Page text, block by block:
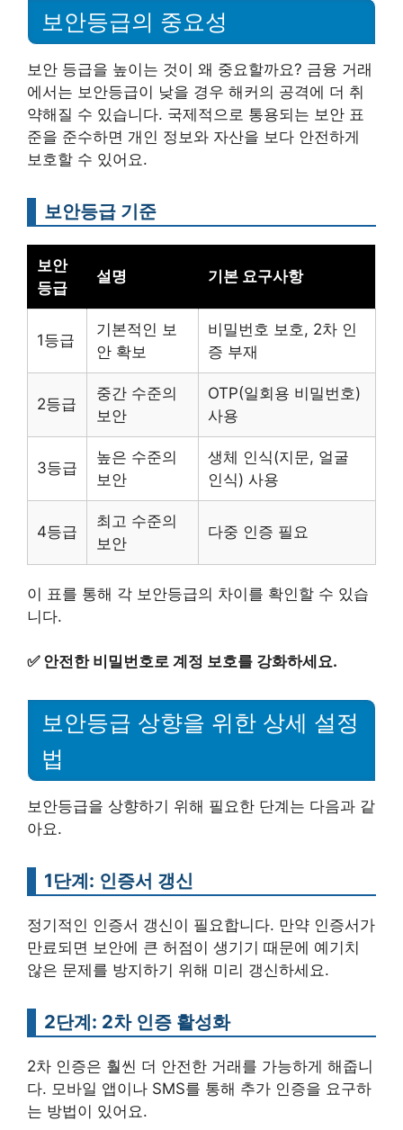
보안등급의 중요성
보안 등급을 높이는 것이 왜 중요할까요? 금융 거래
에서는 보안등급이 낮을 경우 해커의 공격에 더 취
약해질 수 있습니다. 국제적으로 통용되는 보안 표
준을 준수하면 개인 정보와 자산을 보다 안전하게
보호할 수 있어요.
보안등급 기준
보안
등급
설명 기본 요구사항
1등급
기본적인 보
안 확보
비밀번호 보호, 2차 인
증 부재
2등급
중간 수준의
보안
OTP(일회용 비밀번호)
사용
3등급
높은 수준의
보안
생체 인식(지문, 얼굴
인식) 사용
4등급
최고 수준의
보안
다중 인증 필요
이 표를 통해 각 보안등급의 차이를 확인할 수 있습
니다.
✅ 안전한 비밀번호로 계정 보호를 강화하세요.
보안등급 상향을 위한 상세 설정
법
보안등급을 상향하기 위해 필요한 단계는 다음과 같
아요.
1단계: 인증서 갱신
정기적인 인증서 갱신이 필요합니다. 만약 인증서가
만료되면 보안에 큰 허점이 생기기 때문에 예기치
않은 문제를 방지하기 위해 미리 갱신하세요.
2단계: 2차 인증 활성화
2차 인증은 훨씬 더 안전한 거래를 가능하게 해줍니
다. 모바일 앱이나 SMS를 통해 추가 인증을 요구하
는 방법이 있어요.